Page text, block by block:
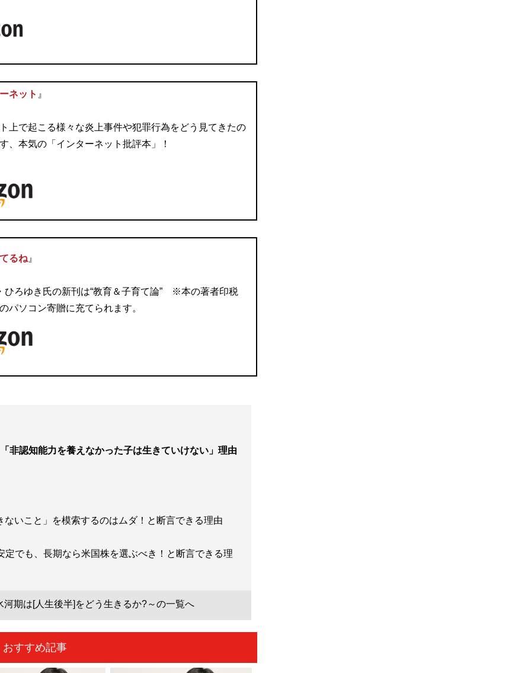
ネット 』
上で起こる様々な炎上事件や犯罪行為をどう見てきたの
本気の「インターネット批評本」！
るね』
ひろゆき氏の新刊は“教育＆子育て論” ※本の著者印税
パソコン寄贈に充てられます。
非認知能力を養えなかった子は生きていけない」理由
ないこと」を模索するのはムダ！と断言できる理由
でも、長期なら米国株を選ぶべき！と断言できる理
期は[人生後半]をどう生きるか?～の一覧へ
おすすめ記事